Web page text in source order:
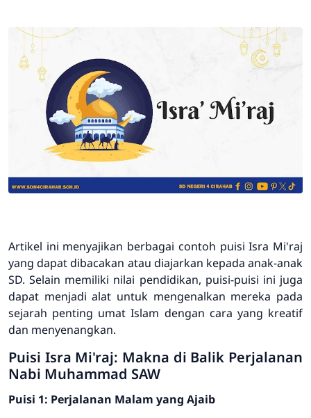
Artikel ini menyajikan berbagai contoh puisi Isra Mi'raj
yang dapat dibacakan atau diajarkan kepada anak-anak
SD. Selain memiliki nilai pendidikan, puisi-puisi ini juga
dapat menjadi alat untuk mengenalkan mereka pada
sejarah penting umat Islam dengan cara yang kreatif
dan menyenangkan.
Puisi Isra Mi'raj: Makna di Balik Perjalanan
Nabi Muhammad SAW
Puisi 1: Perjalanan Malam yang Ajaib